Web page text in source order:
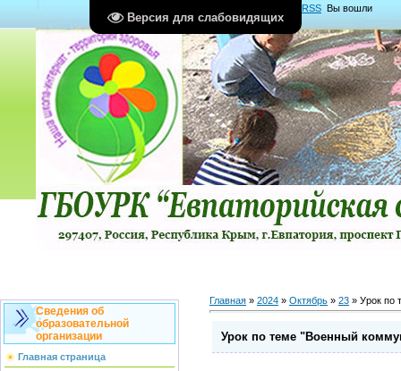
Версия для слабовидящих
RSS Вы вошли
какГость Группа "Гости"
Сведения об
образовательной
организации
Главная страница
Главная » 2024 » Октябрь » 23 » Урок по
Урок по теме "Военный